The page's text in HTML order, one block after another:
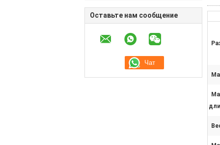
Оставьте нам сообщение